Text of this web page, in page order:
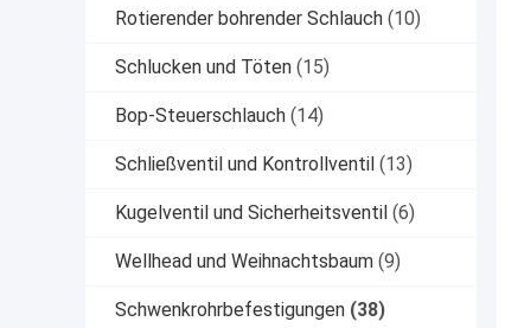
Rotierender bohrender Schlauch (10)
Schlucken und Töten (15)
Bop-Steuerschlauch (14)
Schließventil und Kontrollventil (13)
Kugelventil und Sicherheitsventil (6)
Wellhead und Weihnachtsbaum (9)
Schwenkrohrbefestigungen (38)